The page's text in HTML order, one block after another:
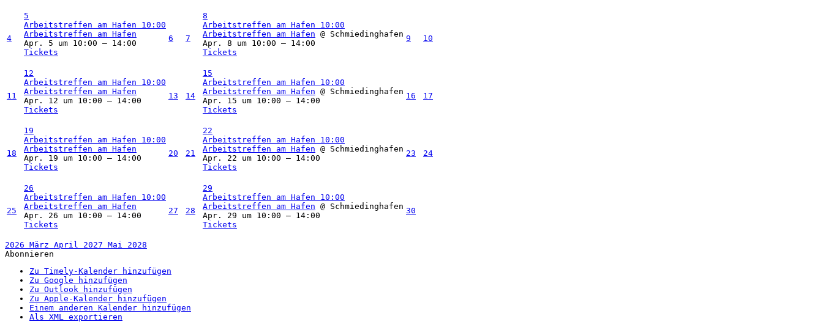
4
5
Arbeitstreffen am Hafen 10:00
Arbeitstreffen am Hafen
Apr. 5 um 10:00 – 14:00
Tickets
6 7
8
Arbeitstreffen am Hafen 10:00
Arbeitstreffen am Hafen @ Schmiedinghafen
Apr. 8 um 10:00 – 14:00
Tickets
9 10
11
12
Arbeitstreffen am Hafen 10:00
Arbeitstreffen am Hafen
Apr. 12 um 10:00 – 14:00
Tickets
13 14
15
Arbeitstreffen am Hafen 10:00
Arbeitstreffen am Hafen @ Schmiedinghafen
Apr. 15 um 10:00 – 14:00
Tickets
16 17
18
19
Arbeitstreffen am Hafen 10:00
Arbeitstreffen am Hafen
Apr. 19 um 10:00 – 14:00
Tickets
20 21
22
Arbeitstreffen am Hafen 10:00
Arbeitstreffen am Hafen @ Schmiedinghafen
Apr. 22 um 10:00 – 14:00
Tickets
23 24
25
26
Arbeitstreffen am Hafen 10:00
Arbeitstreffen am Hafen
Apr. 26 um 10:00 – 14:00
Tickets
27 28
29
Arbeitstreffen am Hafen 10:00
Arbeitstreffen am Hafen @ Schmiedinghafen
Apr. 29 um 10:00 – 14:00
Tickets
30
2026 März April 2027 Mai 2028
Abonnieren
Zu Timely-Kalender hinzufügen
Zu Google hinzufügen
Zu Outlook hinzufügen
Zu Apple-Kalender hinzufügen
Einem anderen Kalender hinzufügen
Als XML exportieren